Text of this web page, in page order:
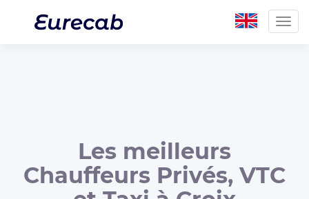
Les meilleurs
Chauffeurs Privés, VTC